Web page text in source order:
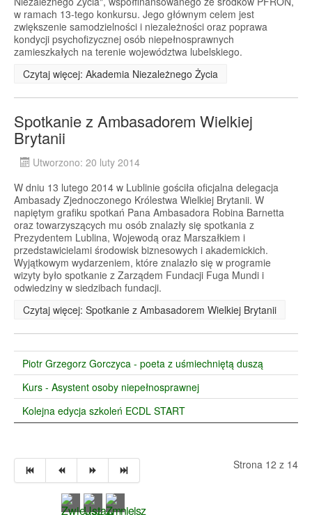
w ramach 13-tego konkursu. Jego głównym celem jest
zwiększenie samodzielności i niezależności oraz poprawa
kondycji psychofizycznej osób niepełnosprawnych
zamieszkałych na terenie województwa lubelskiego.
Czytaj więcej: Akademia Niezależnego Życia
Spotkanie z Ambasadorem Wielkiej
Brytanii
Utworzono: 20 luty 2014
W dniu 13 lutego 2014 w Lublinie gościła oficjalna delegacja
Ambasady Zjednoczonego Królestwa Wielkiej Brytanii. W
napiętym grafiku spotkań Pana Ambasadora Robina Barnetta
oraz towarzyszących mu osób znalazły się spotkania z
Prezydentem Lublina, Wojewodą oraz Marszałkiem i
przedstawicielami środowisk biznesowych i akademickich.
Wyjątkowym wydarzeniem, które znalazło się w programie
wizyty było spotkanie z Zarządem Fundacji Fuga Mundi i
odwiedziny w siedzibach fundacji.
Czytaj więcej: Spotkanie z Ambasadorem Wielkiej Brytanii
Piotr Grzegorz Gorczyca - poeta z uśmiechniętą duszą
Kurs - Asystent osoby niepełnosprawnej
Kolejna edycja szkoleń ECDL START
Strona 12 z 14